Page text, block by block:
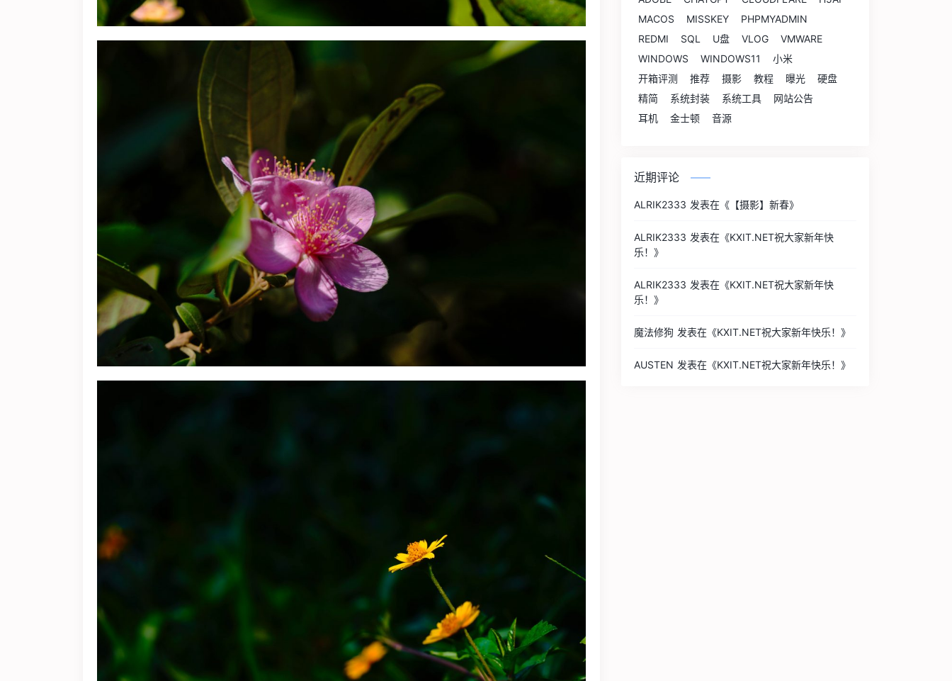
MACOS
MISSKEY
PHPMYADMIN
REDMI
SQL U盘 VLOG
VMWARE
WINDOWS
WINDOWS11
小米
开箱评测
推荐 摄影 教程 曝光
硬盘
精简
系统封装 系统工具
网站公告
耳机
金士顿 音源
近期评论
ALRIK2333 发表在《 【摄影】新春》
ALRIK2333 发表在《KXIT.NET祝大家新年快
乐！ 》
ALRIK2333 发表在《KXIT.NET祝大家新年快
乐！ 》
魔法修狗 发表在《KXIT.NET祝大家新年快乐！ 》
AUSTEN 发表在《KXIT.NET祝大家新年快乐！ 》